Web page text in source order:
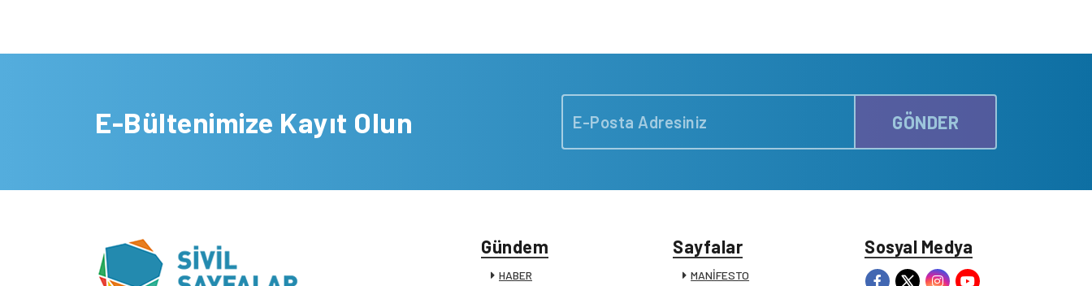
E-Bültenimize Kayıt Olun GÖNDER
Gündem
HABER
Sayfalar
MANİFESTO
Sosyal Medya